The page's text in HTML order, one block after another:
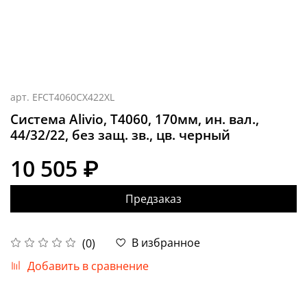
арт. EFCT4060CX422XL
Система Alivio, T4060, 170мм, ин. вал.,
44/32/22, без защ. зв., цв. черный
(0)
В избранное
Добавить в сравнение
10 505 ₽
Предзаказ